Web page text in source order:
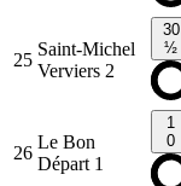
25
Saint-Michel
Verviers 2
30
½
26
Le Bon
Départ 1
1
0